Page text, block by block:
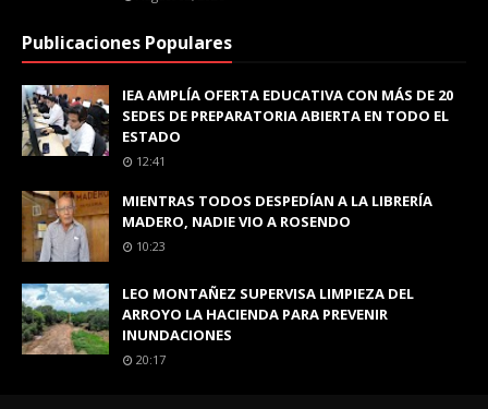
Publicaciones Populares
IEA AMPLÍA OFERTA EDUCATIVA CON MÁS DE 20
SEDES DE PREPARATORIA ABIERTA EN TODO EL
ESTADO
12:41
MIENTRAS TODOS DESPEDÍAN A LA LIBRERÍA
MADERO, NADIE VIO A ROSENDO
10:23
LEO MONTAÑEZ SUPERVISA LIMPIEZA DEL
ARROYO LA HACIENDA PARA PREVENIR
INUNDACIONES
20:17